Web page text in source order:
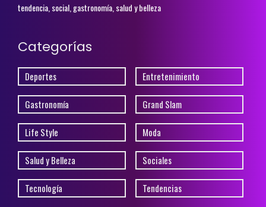
tendencia, social, gastronomía, salud y belleza
Categorías
Deportes Entretenimiento
Gastronomía Grand Slam
Life Style Moda
Salud y Belleza Sociales
Tecnología Tendencias